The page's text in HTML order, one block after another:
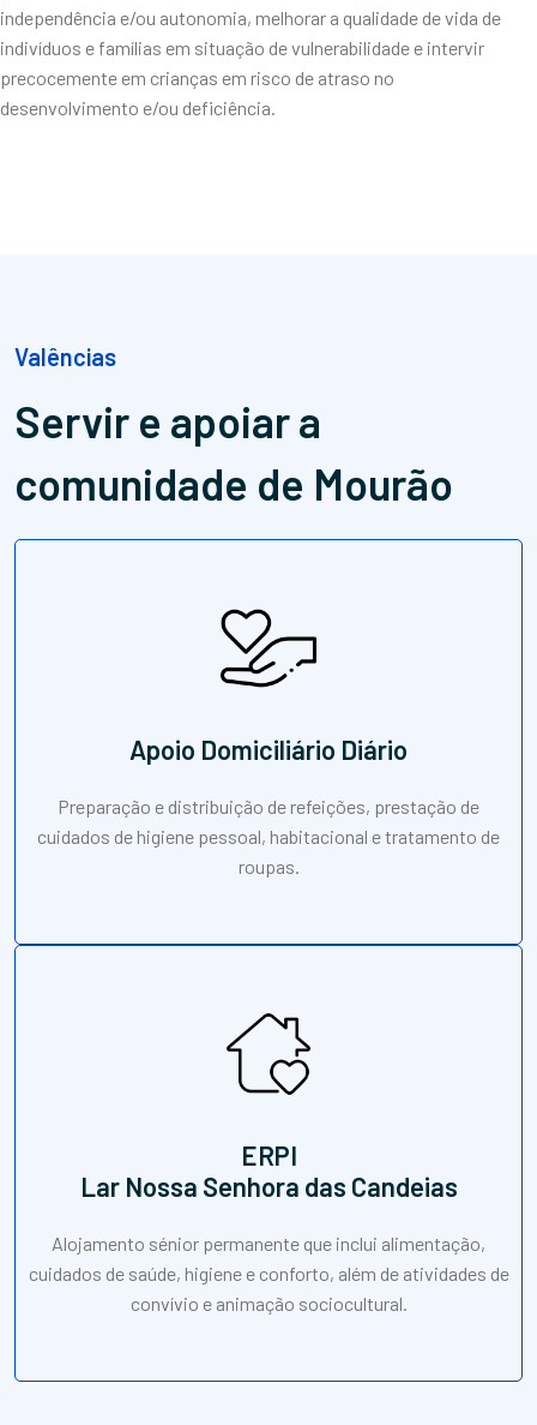
independência e/ou autonomia, melhorar a qualidade de vida de
indivíduos e famílias em situação de vulnerabilidade e intervir
precocemente em crianças em risco de atraso no
desenvolvimento e/ou deficiência.
Valências
Servir e apoiara
comunidade de Mourão
Apoio Domiciliário Diário
Preparação e distribuição de refeições, prestação de
cuidados de higiene pessoal, habitacional e tratamento de
roupas.
ERPI
Lar Nossa Senhora das Candeias
Alojamento sénior permanente que inclui alimentação,
cuidados de saúde, higiene e conforto, além de atividades de
convívio e animação sociocultural.